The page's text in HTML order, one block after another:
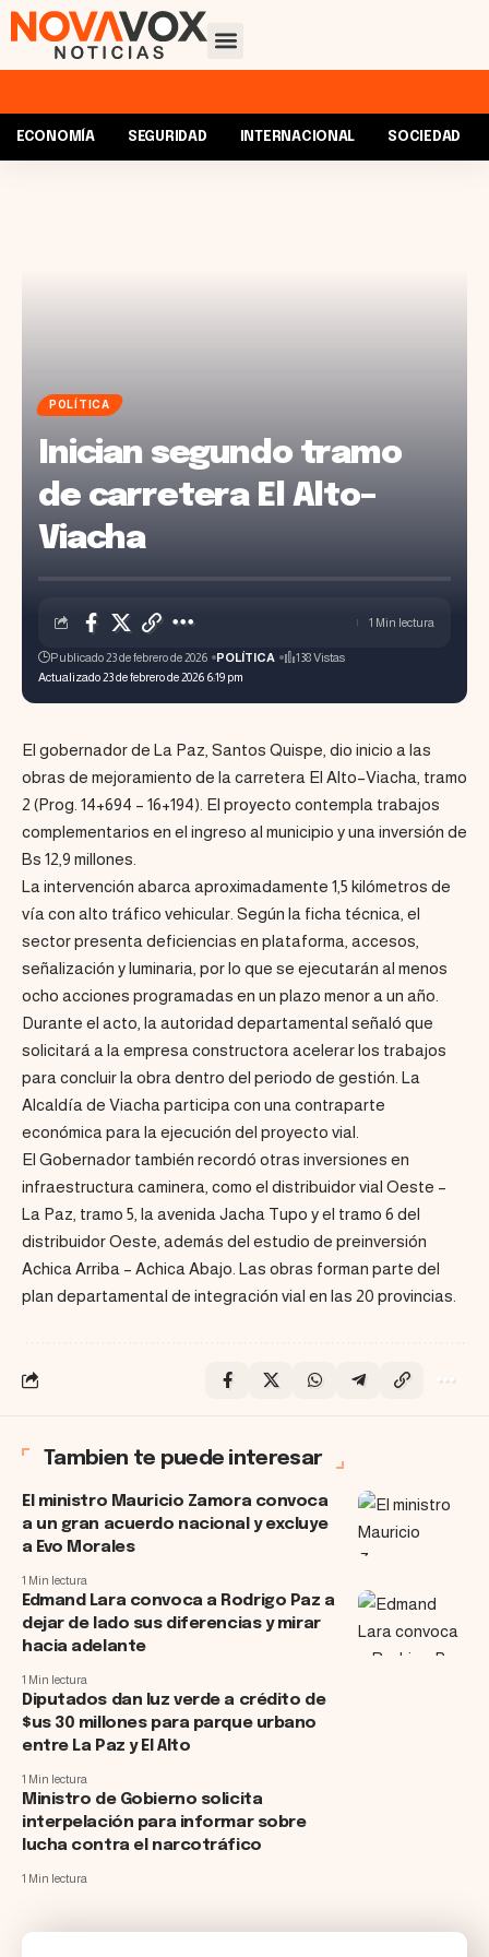
ECONOMÍA SEGURIDAD INTERNACIONAL SOCIEDAD
POLÍTICA
Inician segundo tramo
de carretera El Alto–
Viacha
Actualizado 23 de febrero de 2026 6:19 pm
Publicado 23 de febrero de 2026 POLÍTICA 138 Vistas
1 Min lectura
El gobernador de La Paz, Santos Quispe, dio inicio a las
obras de mejoramiento de la carretera El Alto–Viacha, tramo
2 (Prog. 14+694 – 16+194). El proyecto contempla trabajos
complementarios en el ingreso al municipio y una inversión de
Bs 12,9 millones.
La intervención abarca aproximadamente 1,5 kilómetros de
vía con alto tráfico vehicular. Según la ficha técnica, el
sector presenta deficiencias en plataforma, accesos,
señalización y luminaria, por lo que se ejecutarán al menos
ocho acciones programadas en un plazo menor a un año.
Durante el acto, la autoridad departamental señaló que
solicitará a la empresa constructora acelerar los trabajos
para concluir la obra dentro del periodo de gestión. La
Alcaldía de Viacha participa con una contraparte
económica para la ejecución del proyecto vial.
El Gobernador también recordó otras inversiones en
infraestructura caminera, como el distribuidor vial Oeste –
La Paz, tramo 5, la avenida Jacha Tupo y el tramo 6 del
distribuidor Oeste, además del estudio de preinversión
Achica Arriba – Achica Abajo. Las obras forman parte del
plan departamental de integración vial en las 20 provincias.
Tambien te puede interesar
​El ministro Mauricio Zamora convoca
a un gran acuerdo nacional y excluye
a Evo Morales
1 Min lectura
Edmand Lara convoca a Rodrigo Paz a
dejar de lado sus diferencias y mirar
hacia adelante
1 Min lectura
Diputados dan luz verde a crédito de
$us 30 millones para parque urbano
entre La Paz y El Alto
1 Min lectura
Ministro de Gobierno solicita
interpelación para informar sobre
lucha contra el narcotráfico
1 Min lectura